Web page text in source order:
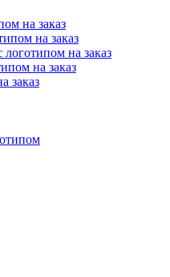
на заказ
на заказ
на заказ
на заказ
заказ